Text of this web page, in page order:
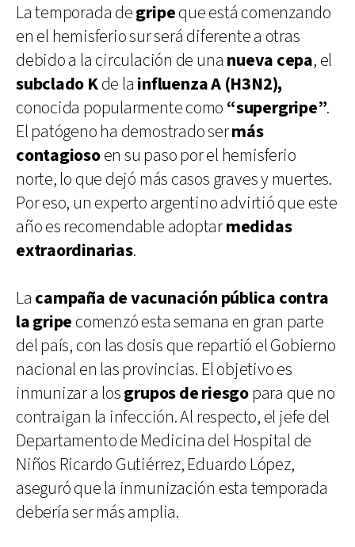
La temporada degripeque está comenzando
en el hemisferio sur será diferente a otras
debido a la circulación de una nueva cepa, el
subclado Kde la influenza A (H3N2),
conocida popularmente como “supergripe”.
El patógeno ha demostrado sermás
contagiosoen su paso por el hemisferio
norte, lo que dejó más casos graves y muertes.
Por eso, un experto argentino advirtió que este
año es recomendable adoptarmedidas
extraordinarias.
La campaña de vacunación pública contra
la gripe comenzó esta semana en gran parte
del país, con las dosis que repartió el Gobierno
nacional en las provincias. El objetivo es
inmunizar a losgrupos de riesgopara que no
contraigan la infección. Al respecto, el jefe del
Departamento de Medicina del Hospital de
Niños Ricardo Gutiérrez, Eduardo López,
aseguró que la inmunización esta temporada
debería ser más amplia.